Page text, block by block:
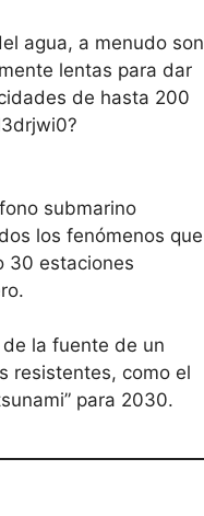
agua, a menudo son
lentas para dar
de hasta 200
submarino
los fenómenos que
30 estaciones
la fuente de un
resistentes, como el
para 2030.